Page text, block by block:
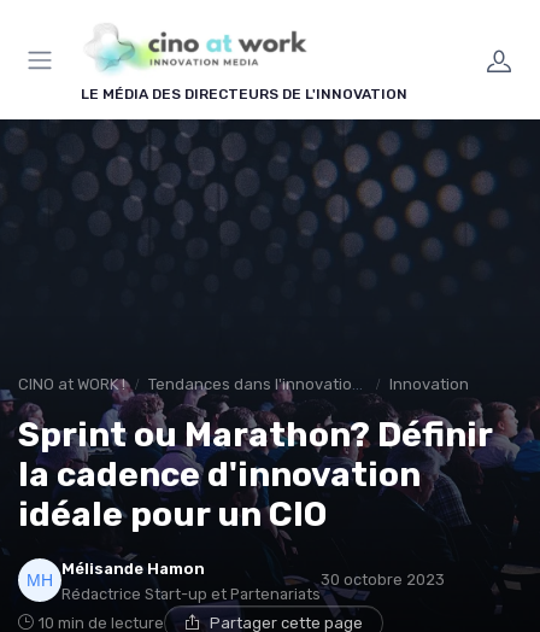
LE MÉDIA DES DIRECTEURS DE L'INNOVATION
CINO at WORK ! Tendances dans l'innovation en entreprise Innovation
Sprint ou Marathon? Définir
la cadence d'innovation
idéale pour un CIO
Mélisande Hamon
Rédactrice Start-up et Partenariats
30 octobre 2023
10 min de lecture Partager cette page